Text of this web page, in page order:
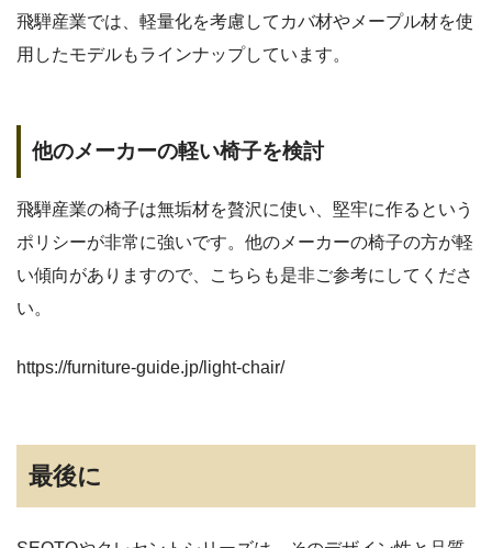
飛騨産業では、軽量化を考慮してカバ材やメープル材を使
用したモデルもラインナップしています。
他のメーカーの軽い椅子を検討
飛騨産業の椅子は無垢材を贅沢に使い、堅牢に作るという
ポリシーが非常に強いです。他のメーカーの椅子の方が軽
い傾向がありますので、こちらも是非ご参考にしてくださ
い。
https://furniture-guide.jp/light-chair/
最後に